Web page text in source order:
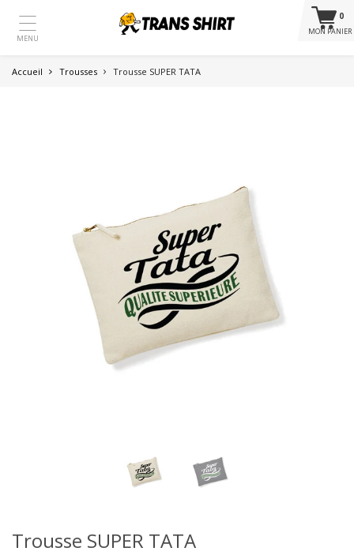
0
MON PANIER
MENU
Accueil Trousses Trousse SUPER TATA
Trousse SUPER TATA